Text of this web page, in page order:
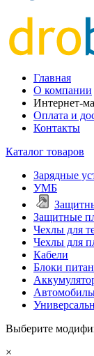
Главная
О компании
Интернет-
Оплата и
Контакты
Каталог товаров
Зарядные
УМБ
Защитные
Чехлы для
Чехлы для
Кабели
Блоки
Выберите
×